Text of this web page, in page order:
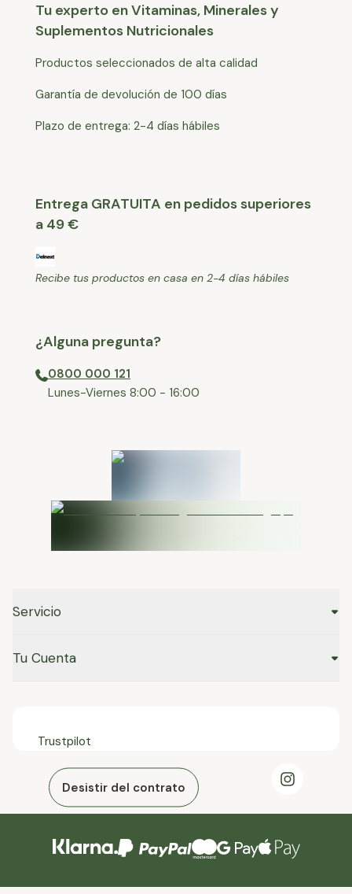
Tu experto en Vitaminas, Minerales y
Suplementos Nutricionales
Productos seleccionados de alta calidad
Garantía de devolución de 100 días
Plazo de entrega: 2-4 días hábiles
Entrega GRATUITA en pedidos superiores
a 49 €
Recibe tus productos en casa en 2-4 días hábiles
¿Alguna pregunta?
0800 000 121
⁠Lunes-Viernes 8:00 - 16:00
Servicio
Tu Cuenta
Trustpilot
Desistir del contrato